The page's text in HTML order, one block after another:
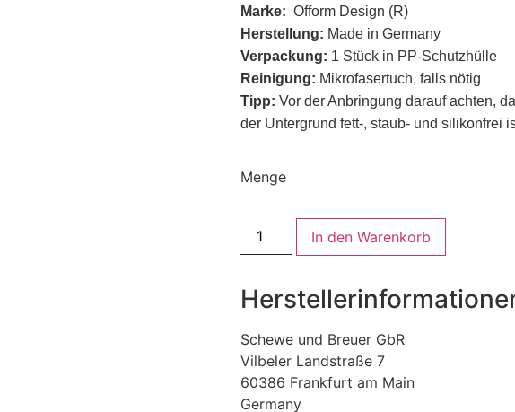
Marke: Ofform Design (R)
Herstellung: Made in Germany
Verpackung: 1 Stück in PP-Schutzhülle
Reinigung: Mikrofasertuch, falls nötig
Tipp: Vor der Anbringung darauf achten,
der Untergrund fett-, staub- und silikonfrei
Menge
In den Warenkorb
Schewe und Breuer GbR
Vilbeler Landstraße 7
60386 Frankfurt am Main
Germany